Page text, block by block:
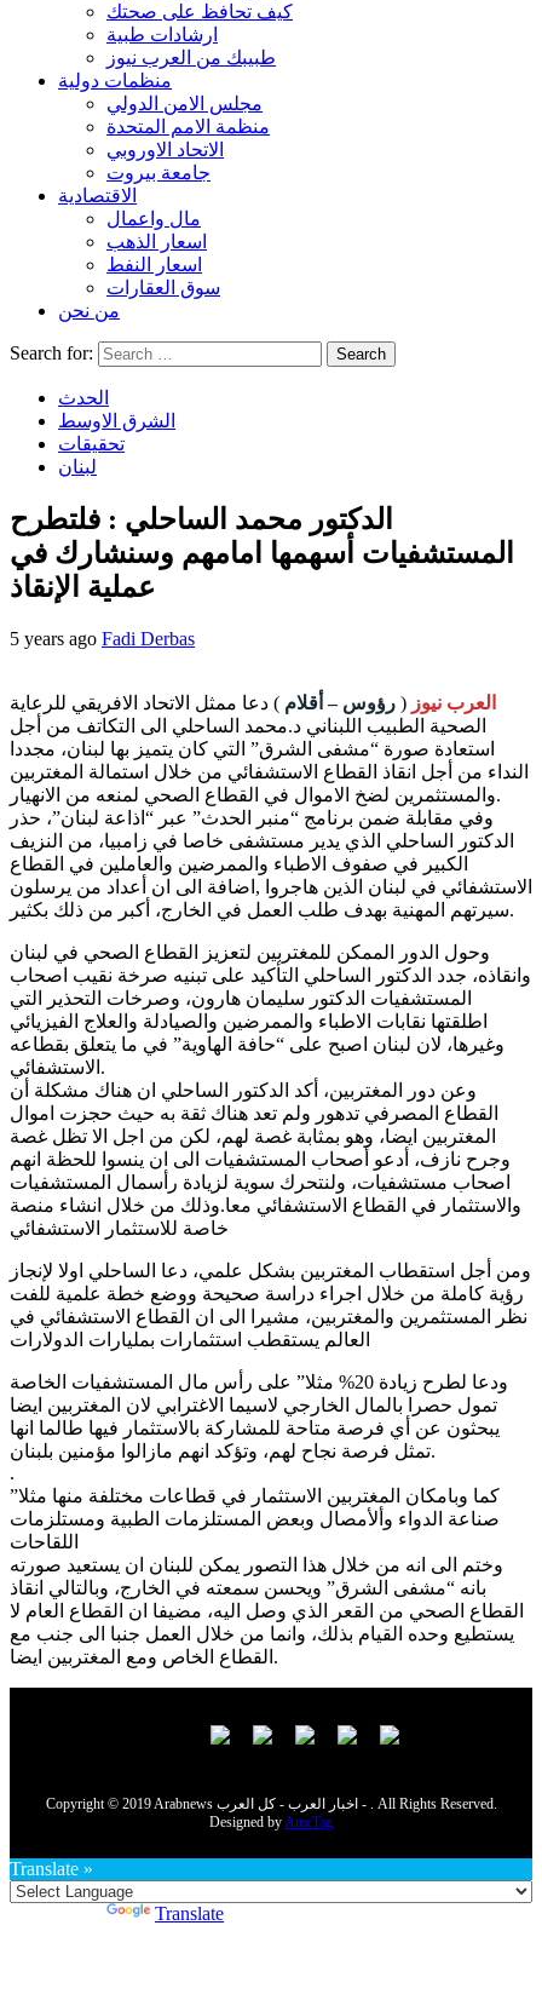
كيف تحافظ على صحتك
ارشادات طبية
طبيبك من العرب نيوز
منظمات دولية
مجلس الامن الدولي
منظمة الامم المتحدة
الاتحاد الاوروبي
جامعة بيروت
الاقتصادية
مال واعمال
اسعار الذهب
اسعار النفط
سوق العقارات
من نحن
Search for:
الحدث
الشرق الاوسط
تحقيقات
لبنان
الدكتور محمد الساحلي : فلتطرح
المستشفيات أسهمها امامهم وسنشارك في
عملية الإنقاذ
5 years ago Fadi Derbas
العرب نيوز ( رؤوس – أقلام ) دعا ممثل الاتحاد الافريقي للرعاية
الصحية الطبيب اللبناني د.محمد الساحلي الى التكاتف من أجل
استعادة صورة “مشفى الشرق” التي كان يتميز بها لبنان، مجددا
النداء من أجل انقاذ القطاع الاستشفائي من خلال استمالة المغتربين
والمستثمرين لضخ الاموال في القطاع الصحي لمنعه من الانهيار.
وفي مقابلة ضمن برنامج “منبر الحدث” عبر “اذاعة لبنان”، حذر
الدكتور الساحلي الذي يدير مستشفى خاصا في زامبيا، من النزيف
الكبير في صفوف الاطباء والممرضين والعاملين في القطاع
الاستشفائي في لبنان الذين هاجروا ,اضافة الى ان أعداد من يرسلون
سيرتهم المهنية بهدف طلب العمل في الخارج، أكبر من ذلك بكثير.
وحول الدور الممكن للمغتربين لتعزيز القطاع الصحي في لبنان
وانقاذه، جدد الدكتور الساحلي التأكيد على تبنيه صرخة نقيب اصحاب
المستشفيات الدكتور سليمان هارون، وصرخات التحذير التي
اطلقتها نقابات الاطباء والممرضين والصيادلة والعلاج الفيزيائي
وغيرها، لان لبنان اصبح على “حافة الهاوية” في ما يتعلق بقطاعه
الاستشفائي.
وعن دور المغتربين، أكد الدكتور الساحلي ان هناك مشكلة أن
القطاع المصرفي تدهور ولم تعد هناك ثقة به حيث حجزت اموال
المغتربين ايضا، وهو بمثابة غصة لهم، لكن من اجل الا تظل غصة
وجرح نازف، أدعو أصحاب المستشفيات الى ان ينسوا للحظة انهم
اصحاب مستشفيات، ولنتحرك سوية لزيادة رأسمال المستشفيات
والاستثمار في القطاع الاستشفائي معا.وذلك من خلال انشاء منصة
خاصة للاستثمار الاستشفائي
ومن أجل استقطاب المغتربين بشكل علمي، دعا الساحلي اولا لإنجاز
رؤية كاملة من خلال اجراء دراسة صحيحة ووضع خطة علمية للفت
نظر المستثمرين والمغتربين، مشيرا الى ان القطاع الاستشفائي في
العالم يستقطب استثمارات بمليارات الدولارات
ودعا لطرح زيادة 20% مثلا” على رأس مال المستشفيات الخاصة
تمول حصرا بالمال الخارجي لاسيما الاغترابي لان المغتربين ايضا
يبحثون عن أي فرصة متاحة للمشاركة بالاستثمار فيها طالما انها
تمثل فرصة نجاح لهم، وتؤكد انهم مازالوا مؤمنين بلبنان.
.
كما وبامكان المغتربين الاستثمار في قطاعات مختلفة منها مثلا”
صناعة الدواء وألأمصال وبعض المستلزمات الطبية ومستلزمات
اللقاحات
وختم الى انه من خلال هذا التصور يمكن للبنان ان يستعيد صورته
بانه “مشفى الشرق” ويحسن سمعته في الخارج، وبالتالي انقاذ
القطاع الصحي من القعر الذي وصل اليه، مضيفا ان القطاع العام لا
يستطيع وحده القيام بذلك، وانما من خلال العمل جنبا الى جنب مع
القطاع الخاص ومع المغتربين ايضا.
Copyright © 2019 Arabnews اخبار العرب - كل العرب - . All Rights Reserved.
Designed byAmcTag
Translate »
Translate